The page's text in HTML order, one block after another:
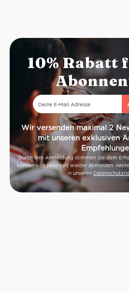
10% Rabatt
Wir versenden maximal 2
mit unseren exklusiven
Durch Ihre Anmeldung stimmen Sie dem
können sich jederzeit wieder abmelden.
in unseren